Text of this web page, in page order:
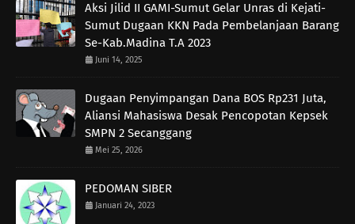
Aksi Jilid II GAMI-Sumut Gelar Unras di Kejati-
Sumut Dugaan KKN Pada Pembelanjaan Barang
Se-Kab.Madina T.A 2023
Juni 14, 2025
Dugaan Penyimpangan Dana BOS Rp231 Juta,
Aliansi Mahasiswa Desak Pencopotan Kepsek
SMPN 2 Secanggang
Mei 25, 2026
PEDOMAN SIBER
Januari 24, 2023